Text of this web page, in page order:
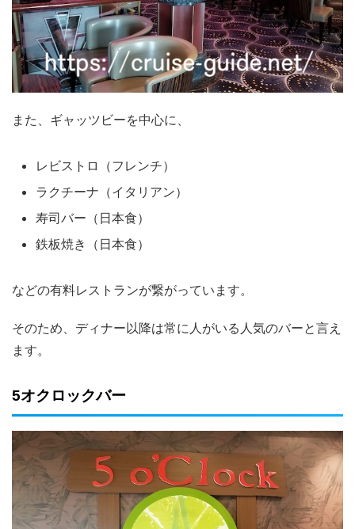
また、ギャッツビーを中心に、
レビストロ（フレンチ）
ラクチーナ（イタリアン）
寿司バー（日本食）
鉄板焼き（日本食）
などの有料レストランが繋がっています。
そのため、ディナー以降は常に人がいる人気のバーと言え
ます。
5オクロックバー